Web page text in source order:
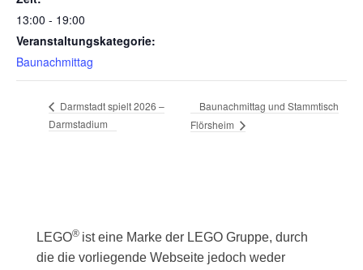
13:00 - 19:00
Veranstaltungskategorie:
Baunachmittag
Darmstadt spielt 2026 –
Darmstadium
Baunachmittag und Stammtisch
Flörsheim
LEGO® ist eine Marke der LEGO Gruppe, durch
die die vorliegende Webseite jedoch weder